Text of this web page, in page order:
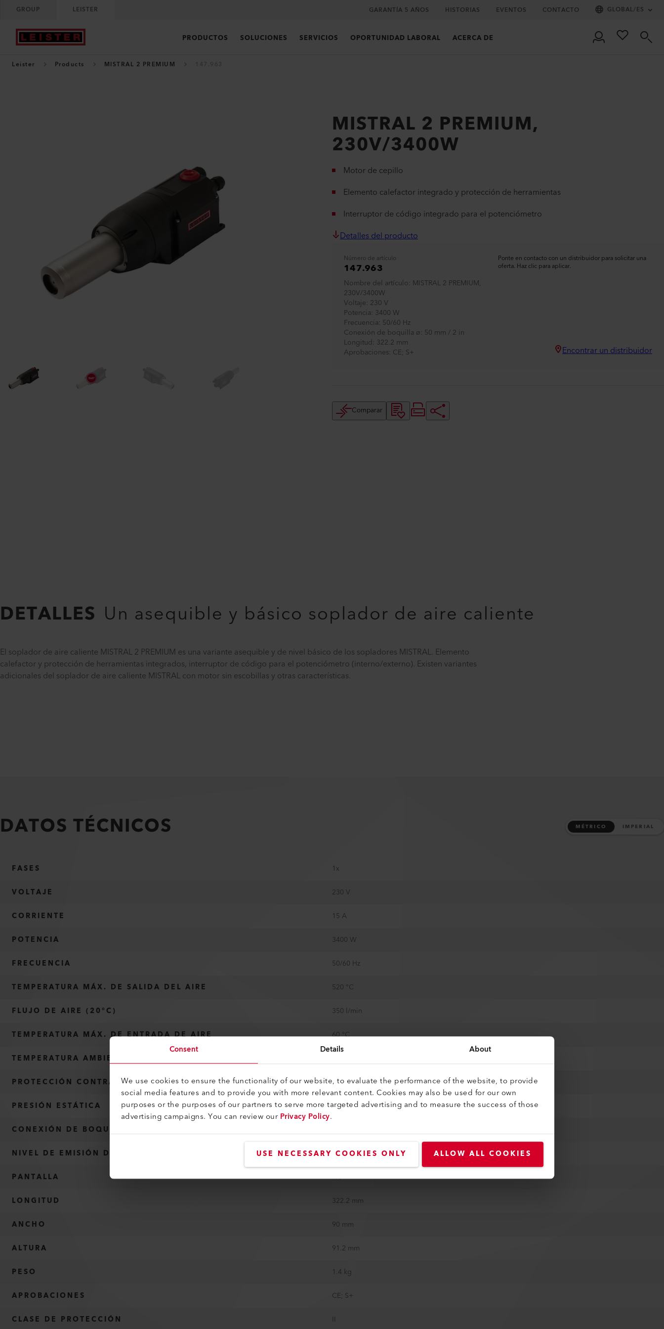
Consent Details About
We use cookies to ensure the functionality of our website, to evaluate the performance of the website, to provide
social media features and to provide you with more relevant content. Cookies may also be used for our own
purposes or the purposes of our partners to serve more targeted advertising and to measure the success of those
advertising campaigns. You can review ourPrivacy Policy.
USE NECESSARY COOKIES ONLY ALLOW ALL COOKIES
GROUP LEISTER GARANTÍA 5 AÑOS HISTORIAS EVENTOS CONTACTO GLOBAL/ES
PRODUCTOS SOLUCIONES SERVICIOS OPORTUNIDAD LABORAL ACERCA DE
Leister Products MISTRAL 2 PREMIUM
MISTRAL 2 PREMIUM,
230V/3400W
Motor de cepillo
Elemento calefactor integrado y protección de herramientas
Interruptor de código integrado para el potenciómetro
Detalles del producto
Número de artículo
147.963
Nombre del artículo MISTRAL 2 PREMIUM,
230V/3400W
Voltaje 230 V
Potencia 3400 W
Frecuencia 50/60 Hz
Conexión de boquilla ø 50 mm / 2 in
Longitud 322.2 mm
Aprobaciones CE; S+
Ponte en contacto con un distribuidor para solicitar una
oferta. Haz clic para aplicar.
Encontrar un distribuidor
Comparar
DETALLES Un asequible y básico soplador de aire caliente
El soplador de aire caliente MISTRAL 2 PREMIUM es una variante asequible y de nivel básico de los sopladores MISTRAL. Elemento
calefactor y protección de herramientas integrados, interruptor de código para el potenciómetro (interno/externo). Existen variantes
adicionales del soplador de aire caliente MISTRAL con motor sin escobillas y otras características.
DATOS TÉCNICOS MÉTRICO IMPERIAL
FASES
1x
VOLTAJE
230 V
CORRIENTE
15 A
POTENCIA
3400 W
FRECUENCIA
50/60 Hz
TEMPERATURA MÁX. DE SALIDA DEL AIRE
520 °C
FLUJO DE AIRE (20°C)
350 l/min
TEMPERATURA MÁX. DE ENTRADA DE AIRE
60 °C
TEMPERATURA AMBIENTE MÁX.
PROTECCIÓN CONTRA EL SOBRECALENTAMIENTO
Sí
PRESIÓN ESTÁTICA
3500 Pa
CONEXIÓN DE BOQUILLA Ø
NIVEL DE EMISIÓN DE RUIDO
65 dB (A)
PANTALLA
No
LONGITUD
322.2 mm
ANCHO
90 mm
ALTURA
91.2 mm
PESO
1.4 kg
APROBACIONES
CE; S+
CLASE DE PROTECCIÓN
II